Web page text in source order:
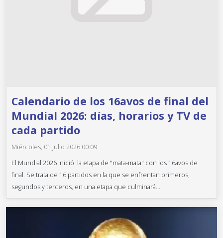
Calendario de los 16avos de final del
Mundial 2026: días, horarios y TV de
cada partido
Miércoles, 01 Julio 2026 00:09
El Mundial 2026 inició la etapa de "mata-mata" con los 16avos de
final. Se trata de 16 partidos en la que se enfrentan primeros,
segundos y terceros, en una etapa que culminará...